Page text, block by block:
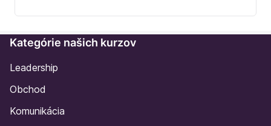
Kategórie našich kurzov
Leadership
Obchod
Komunikácia